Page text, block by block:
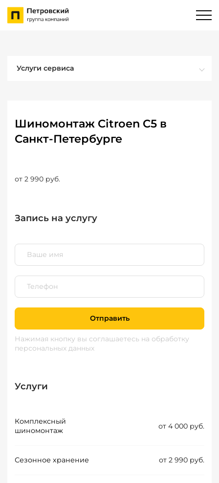
Услуги сервиса
Шиномонтаж Citroen C5 в
Санкт-Петербурге
от 2 990 руб.
Запись на услугу
Отправить
Нажимая кнопку вы соглашаетесь на обработку
персональных данных
Услуги
Комплексный
шиномонтаж
от 4 000 руб.
Сезонное хранение от 2 990 руб.